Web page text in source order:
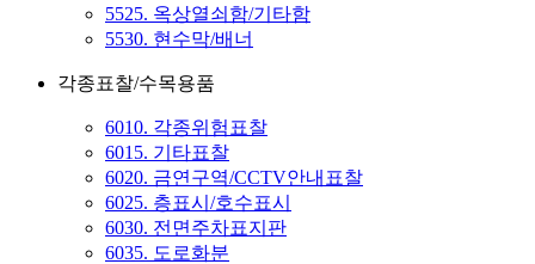
5525. 옥상열쇠함/기타함
5530. 현수막/배너
각종표찰/수목용품
6010. 각종위험표찰
6015. 기타표찰
6020. 금연구역/CCTV안내표찰
6025. 층표시/호수표시
6030. 전면주차표지판
6035. 도로화분